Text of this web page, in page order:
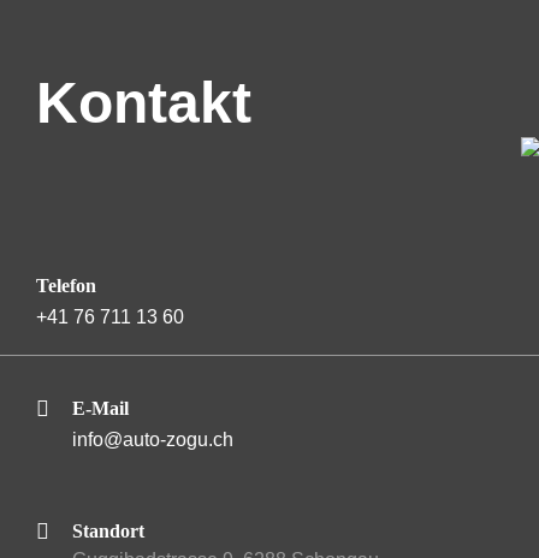
Kontakt
Telefon
+41 76 711 13 60
E-Mail
info@auto-zogu.ch
Standort